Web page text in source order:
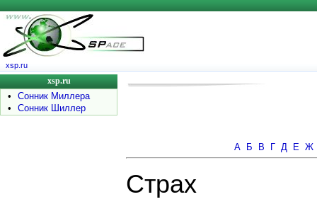
xsp.ru
xsp.ru
•
Сонник Миллера
•
Сонник Шиллер
А Б В Г Д Е Ж
Страх